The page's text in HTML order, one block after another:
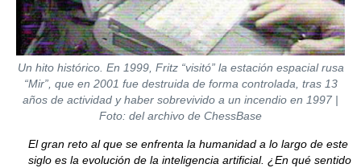
Un hito histórico. En 1999, Fritz “visitó” la estación espacial rusa
“Mir”, que en 2001 fue destruida de forma controlada, tras 13
años de actividad y haber sobrevivido a un incendio en 1997 |
Foto: del archivo de ChessBase
El gran reto al que se enfrenta la humanidad a lo largo de este
siglo es la evolución de la inteligencia artificial. ¿En qué sentido